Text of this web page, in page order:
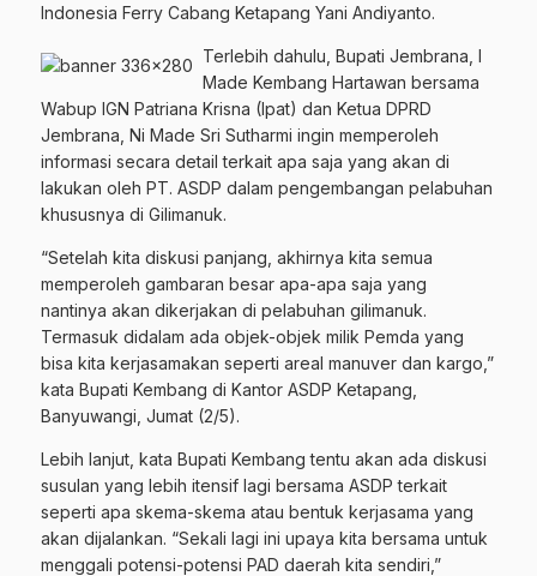
Indonesia Ferry Cabang Ketapang Yani Andiyanto.
Terlebih dahulu, Bupati Jembrana, I
Made Kembang Hartawan bersama
Wabup IGN Patriana Krisna (Ipat) dan Ketua DPRD
Jembrana, Ni Made Sri Sutharmi ingin memperoleh
informasi secara detail terkait apa saja yang akan di
lakukan oleh PT. ASDP dalam pengembangan pelabuhan
khususnya di Gilimanuk.
“Setelah kita diskusi panjang, akhirnya kita semua
memperoleh gambaran besar apa-apa saja yang
nantinya akan dikerjakan di pelabuhan gilimanuk.
Termasuk didalam ada objek-objek milik Pemda yang
bisa kita kerjasamakan seperti areal manuver dan kargo,”
kata Bupati Kembang di Kantor ASDP Ketapang,
Banyuwangi, Jumat (2/5).
Lebih lanjut, kata Bupati Kembang tentu akan ada diskusi
susulan yang lebih itensif lagi bersama ASDP terkait
seperti apa skema-skema atau bentuk kerjasama yang
akan dijalankan. “Sekali lagi ini upaya kita bersama untuk
menggali potensi-potensi PAD daerah kita sendiri,”